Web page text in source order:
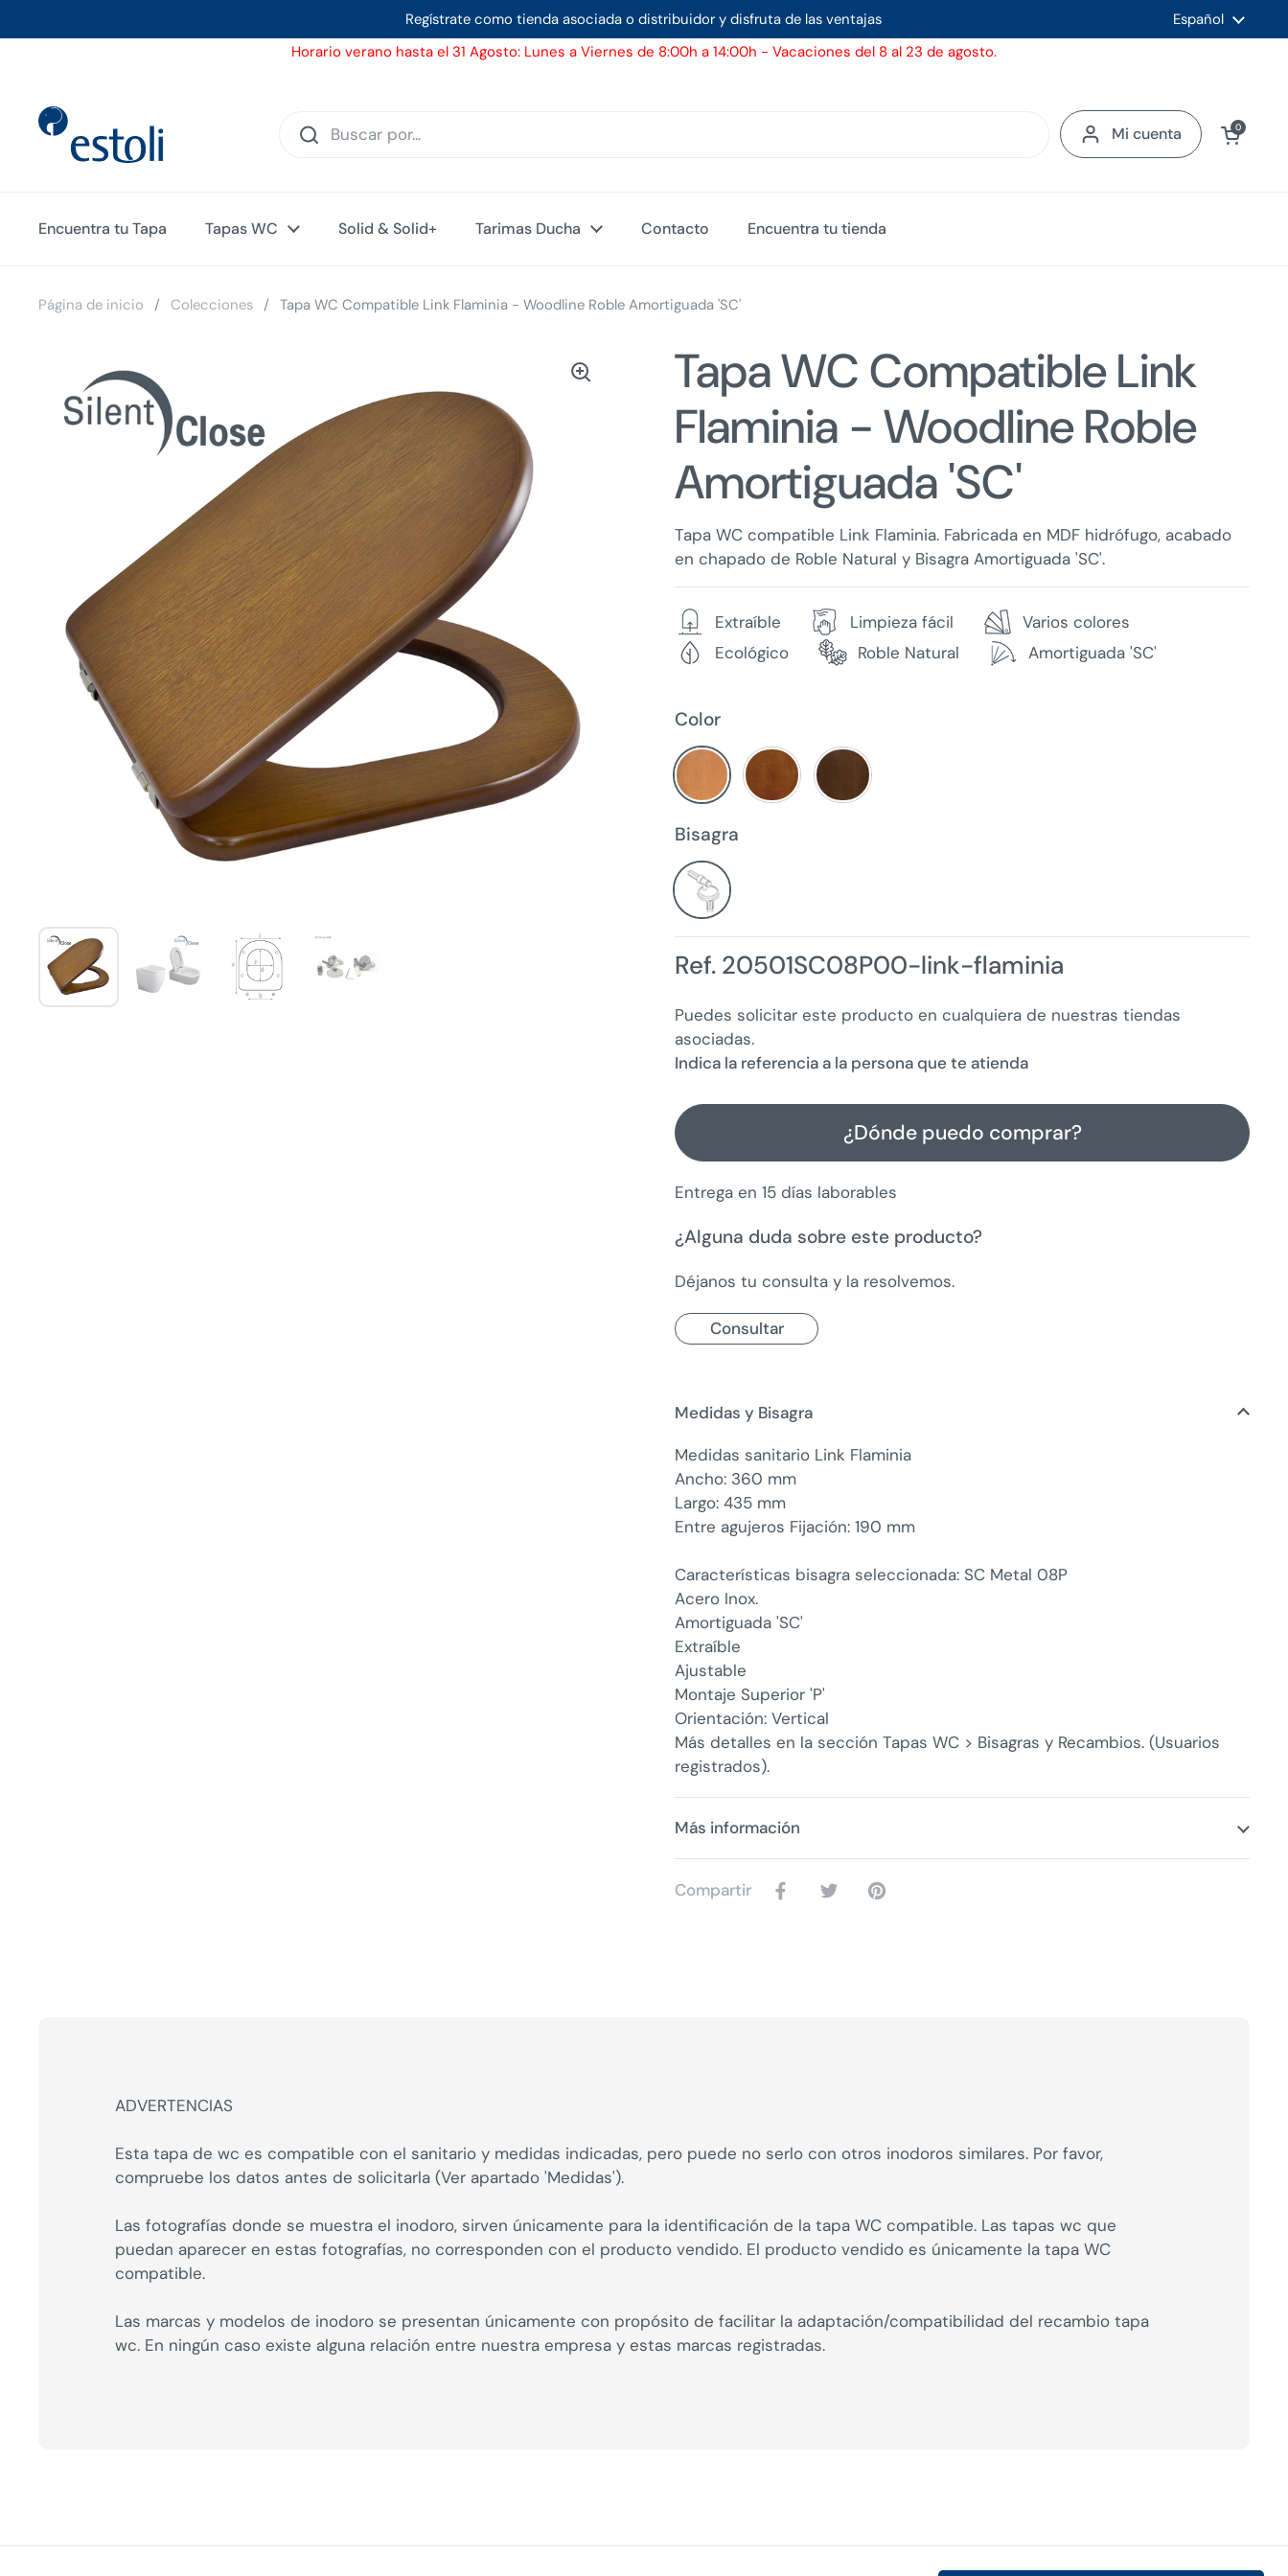
Regístrate como tienda asociada o distribuidor y disfruta de las ventajas Idioma
Español
Horario verano hasta el 31 Agosto: Lunes a Viernes de 8:00h a 14:00h - Vacaciones del 8 al 23 de agosto.
Mi cuenta Ver carrito
0
Encuentra tu Tapa Tapas WC Solid & Solid+ Tarimas Ducha Contacto Encuentra tu tienda
Página de inicio / Colecciones / Tapa WC Compatible Link Flaminia - Woodline Roble Amortiguada 'SC'
Tapa WC Compatible Link
Flaminia - Woodline Roble
Amortiguada 'SC'
Tapa WC compatible Link Flaminia. Fabricada en MDF hidrófugo, acabado
en chapado de Roble Natural y Bisagra Amortiguada 'SC'.
Extraíble Limpieza fácil
Varios colores
Ecológico
Roble Natural Amortiguada 'SC'
Color
Bisagra
Ref. 20501SC08P00-link-flaminia
Puedes solicitar este producto en cualquiera de nuestras tiendas
asociadas.
Indica la referencia a la persona que te atienda
¿Dónde puedo comprar?
Entrega en 15 días laborables
¿Alguna duda sobre este producto?
Déjanos tu consulta y la resolvemos.
Consultar
Medidas y Bisagra
Medidas sanitario Link Flaminia
Ancho: 360 mm
Largo: 435 mm
Entre agujeros Fijación: 190 mm
Características bisagra seleccionada: SC Metal 08P
Acero Inox.
Amortiguada 'SC'
Extraíble
Ajustable
Montaje Superior 'P'
Orientación: Vertical
Más detalles en la sección Tapas WC > Bisagras y Recambios. (Usuarios
registrados).
Más información
Compartir
ADVERTENCIAS
Esta tapa de wc es compatible con el sanitario y medidas indicadas, pero puede no serlo con otros inodoros similares. Por favor,
compruebe los datos antes de solicitarla (Ver apartado 'Medidas').
Las fotografías donde se muestra el inodoro, sirven únicamente para la identificación de la tapa WC compatible. Las tapas wc que
puedan aparecer en estas fotografías, no corresponden con el producto vendido. El producto vendido es únicamente la tapa WC
compatible.
Las marcas y modelos de inodoro se presentan únicamente con propósito de facilitar la adaptación/compatibilidad del recambio tapa
wc. En ningún caso existe alguna relación entre nuestra empresa y estas marcas registradas.